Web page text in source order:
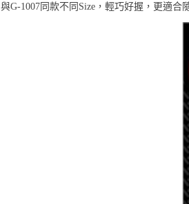
與G-1007同款不同Size，輕巧好握，更適合